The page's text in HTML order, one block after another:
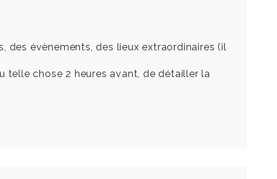
des évènements, des lieux extraordinaires (il
chose 2 heures avant, de détailler la